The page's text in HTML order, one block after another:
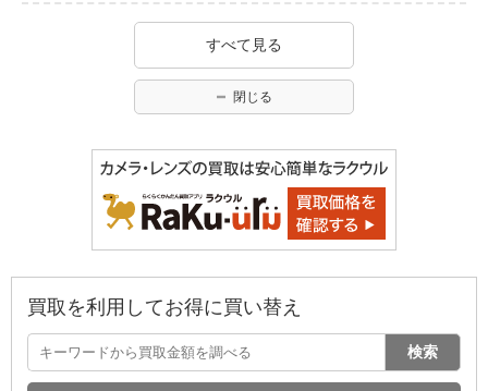
すべて見る
閉じる
買取を利用してお得に買い替え
検索